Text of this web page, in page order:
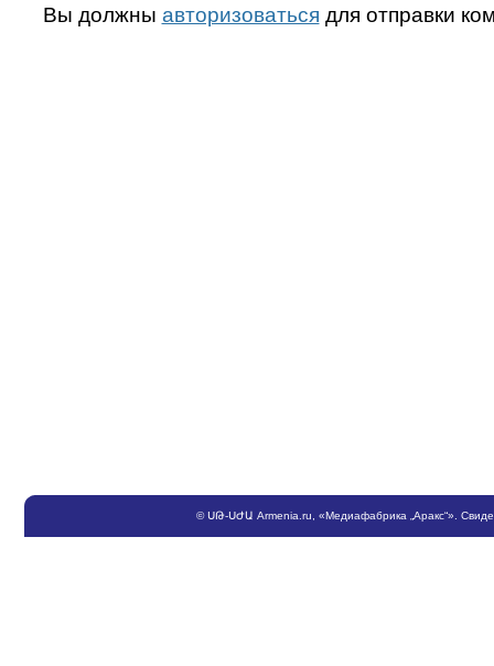
Вы должны авторизоваться для отправки
©ՍԹ-ՍԺԱ Armenia.ru , «Медиафабрика „Аракс“».